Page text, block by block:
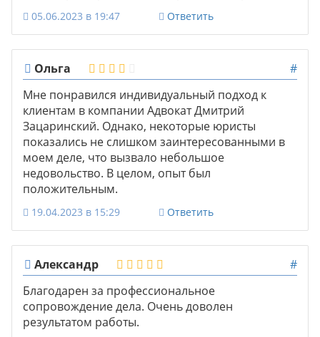
05.06.2023 в 19:47 Ответить
Ольга
#
Мне понравился индивидуальный подход к
клиентам в компании Адвокат Дмитрий
Зацаринский. Однако, некоторые юристы
показались не слишком заинтересованными в
моем деле, что вызвало небольшое
недовольство. В целом, опыт был
положительным.
19.04.2023 в 15:29 Ответить
Александр
#
Благодарен за профессиональное
сопровождение дела. Очень доволен
результатом работы.